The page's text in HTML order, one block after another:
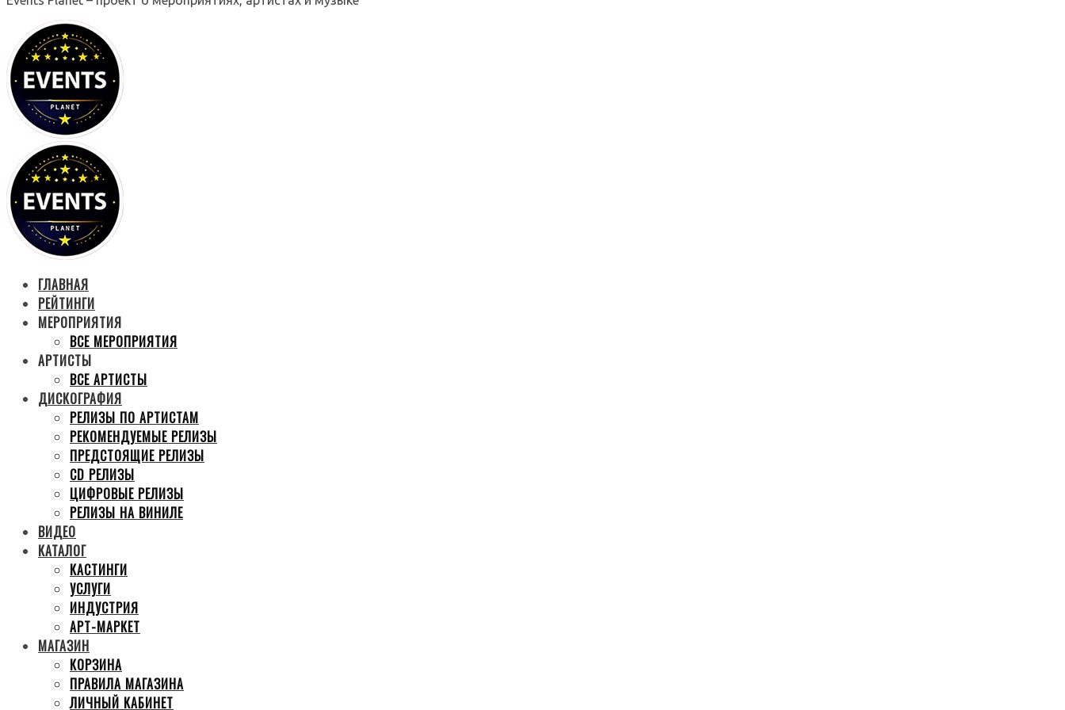
ГЛАВНАЯ
РЕЙТИНГИ
МЕРОПРИЯТИЯ
ВСЕ МЕРОПРИЯТИЯ
АРТИСТЫ
ВСЕ АРТИСТЫ
ДИСКОГРАФИЯ
РЕЛИЗЫ ПО АРТИСТАМ
РЕКОМЕНДУЕМЫЕ РЕЛИЗЫ
ПРЕДСТОЯЩИЕ РЕЛИЗЫ
CD РЕЛИЗЫ
ЦИФРОВЫЕ РЕЛИЗЫ
РЕЛИЗЫ НА ВИНИЛЕ
ВИДЕО
КАТАЛОГ
КАСТИНГИ
УСЛУГИ
ИНДУСТРИЯ
АРТ-МАРКЕТ
МАГАЗИН
КОРЗИНА
ПРАВИЛА МАГАЗИНА
ЛИЧНЫЙ КАБИНЕТ